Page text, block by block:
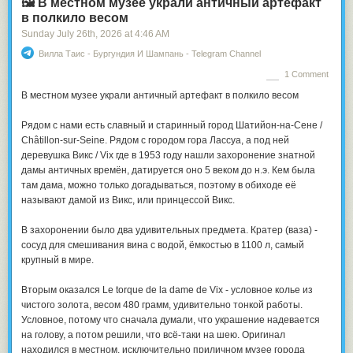
into Europe and the US, making them surprisingly cheap and common.
People would pay good money to see mummies or ancient artifacts
being toured around.
It even became fashionable among the wealthy to host “mummy
” where they would buy a mummy, then invite all their
showman slowly remove bandages from the mummy while loudly
artifacts that would make the guests gawk.
Which sounds deranged today, but isn’t really: status signals are
somewhat arbitrary. Remember MTV’s “My Super Sweet 16,” where the
birthday girl has a meltdown because her Porsche arrived in the wrong
color? If modern Sally is allowed a freakout, so is Victorian Sally:
🖼 В местном музее украли античный артефакт
в полкило весом
Sunday July 26th, 2026 at 4:46 AM
Вилла Таис - Бургундия И Шампань - Telegram Channel
1 Comment
В местном музее украли античный артефакт в полкило весом
Рядом с нами есть славный и старинный город Шатийон-на-Сене /
Châtillon-sur-Seine. Рядом с городом гора Лассуа, а под ней
деревушка Викс / Vix где в 1953 году нашли захоронение знатной
дамы античных времён, датируется оно 5 веком до н.э. Кем была
там дама, можно только догадываться, поэтому в обиходе её
называют дамой из Викс, или принцессой Викс.
В захоронении было два удивительных предмета. Кратер (ваза) -
сосуд для смешивания вина с водой, ёмкостью в 1100 л, самый
крупный в мире.
Вторым оказался Le torque de la dame de Vix - условное колье из
чистого золота, весом 480 грамм, удивительно тонкой работы.
Условное, потому что сначала думали, что украшение надевается
на голову, а потом решили, что всё-таки на шею. Оригинал
находился в местном, исключительно приличном музее города